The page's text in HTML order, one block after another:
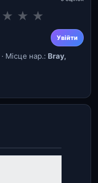
★ ★ ★
Увійти
· Місце нар.: Bray,